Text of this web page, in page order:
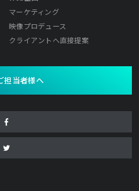
マーケティング
映像プロデュース
クライアントへ直接提案
担当者様へ